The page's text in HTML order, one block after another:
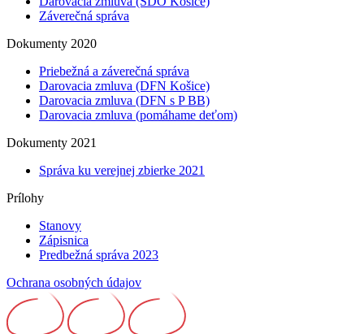
Záverečná správa
Dokumenty 2020
Priebežná a záverečná správa
Darovacia zmluva (DFN Košice)
Darovacia zmluva (DFN s P BB)
Darovacia zmluva (pomáhame deťom)
Dokumenty 2021
Správa ku verejnej zbierke 2021
Prílohy
Stanovy
Zápisnica
Predbežná správa 2023
Ochrana osobných údajov